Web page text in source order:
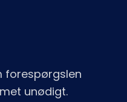
forespørgslen
unødigt.